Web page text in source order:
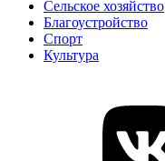
Сельское хозяйство
Благоустройство
Спорт
Культура